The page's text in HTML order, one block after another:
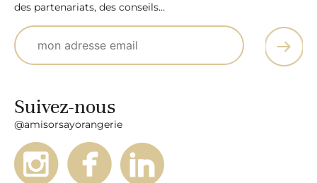
des partenariats, des conseils…
Suivez-nous
@amisorsayorangerie